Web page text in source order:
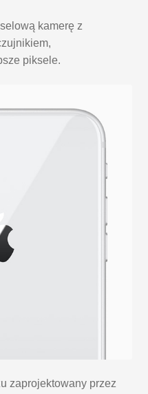
kamerę z
piksele.
zaprojektowany przez